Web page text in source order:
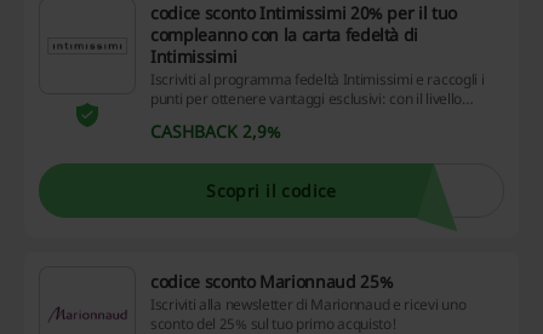
codice sconto Intimissimi 20% per il tuo
compleanno con la carta fedeltà di
Intimissimi
Iscriviti al programma fedeltà Intimissimi e raccogli i
punti per ottenere vantaggi esclusivi: con il livello
compleanno! Ottieni il tuo codice sconto Intimissimi.
CASHBACK 2,9%
Scopri il codice
codice sconto Marionnaud 25%
Iscriviti alla newsletter di Marionnaud e ricevi uno
sconto del 25% sul tuo primo acquisto!